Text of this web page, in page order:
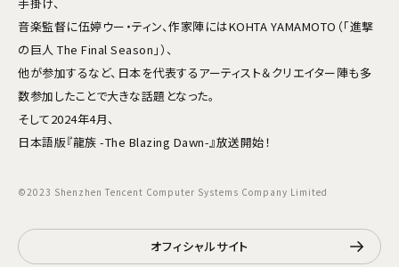
音楽監督に伍婷ウー・ティン、作家陣にはKOHTA YAMAMOTO（「進撃
の巨人 The Final Season」）、
他が参加するなど、日本を代表するアーティスト＆クリエイター陣も多
数参加したことで大きな話題となった。
そして2024年4月、
日本語版『龍族 -The Blazing Dawn-』放送開始！
©2023 Shenzhen Tencent Computer Systems Company Limited
オフィシャルサイト